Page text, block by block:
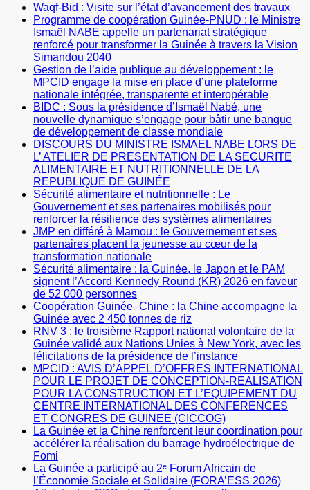
Waqf-Bid : Visite sur l’état d’avancement des travaux
Programme de coopération Guinée-PNUD : le Ministre
Ismaël NABE appelle un partenariat stratégique
renforcé pour transformer la Guinée à travers la Vision
Simandou 2040
Gestion de l’aide publique au développement : le
MPCID engage la mise en place d’une plateforme
nationale intégrée, transparente et interopérable
BIDC : Sous la présidence d’Ismaël Nabé, une
nouvelle dynamique s’engage pour bâtir une banque
de développement de classe mondiale
DISCOURS DU MINISTRE ISMAEL NABE LORS DE
L’ ATELIER DE PRESENTATION DE LA SECURITE
ALIMENTAIRE ET NUTRITIONNELLE DE LA
REPUBLIQUE DE GUINÉE
Sécurité alimentaire et nutritionnelle : Le
Gouvernement et ses partenaires mobilisés pour
renforcer la résilience des systèmes alimentaires
JMP en différé à Mamou : le Gouvernement et ses
partenaires placent la jeunesse au cœur de la
transformation nationale
Sécurité alimentaire : la Guinée, le Japon et le PAM
signent l’Accord Kennedy Round (KR) 2026 en faveur
de 52 000 personnes
Coopération Guinée–Chine : la Chine accompagne la
Guinée avec 2 450 tonnes de riz
RNV 3 : le troisième Rapport national volontaire de la
Guinée validé aux Nations Unies à New York, avec les
félicitations de la présidence de l’instance
MPCID : AVIS D’APPEL D’OFFRES INTERNATIONAL
POUR LE PROJET DE CONCEPTION-REALISATION
POUR LA CONSTRUCTION ET L’EQUIPEMENT DU
CENTRE INTERNATIONAL DES CONFERENCES
ET CONGRES DE GUINEE (CICCOG)
La Guinée et la Chine renforcent leur coordination pour
accélérer la réalisation du barrage hydroélectrique de
Fomi
La Guinée a participé au 2ᵉ Forum Africain de
l’Économie Sociale et Solidaire (FORA’ESS 2026)